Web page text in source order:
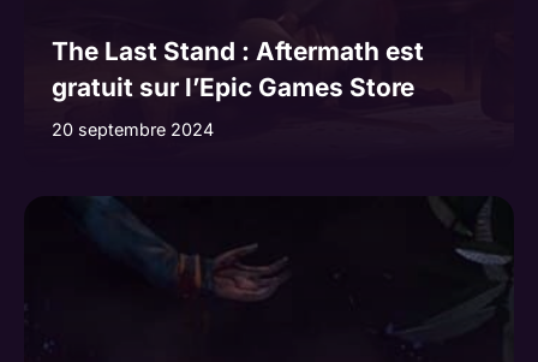
The Last Stand : Aftermath est
gratuit sur l’Epic Games Store
20 septembre 2024